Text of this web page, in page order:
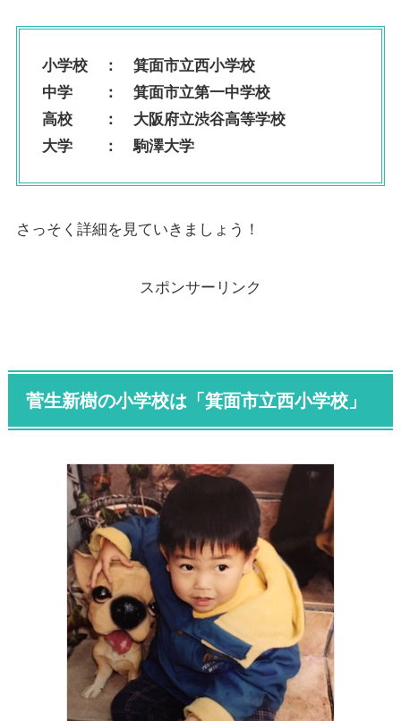
小学校 ：箕面市立西小学校
中学 ：箕面市立第一中学校
高校 ： 大阪府立渋谷高等学校
大学 ： 駒澤大学
さっそく詳細を見ていきましょう！
スポンサーリンク
菅生新樹の小学校は「箕面市立西小学校」